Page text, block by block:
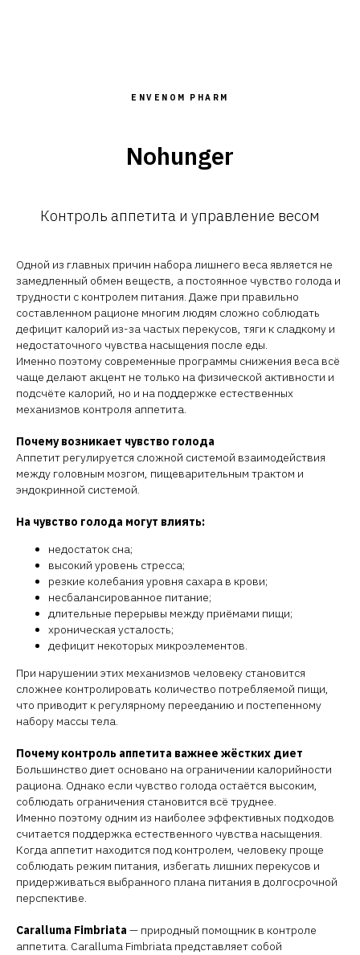
ENVENOM PHARM
Nohunger
Контроль аппетита и управление весом
Одной из главных причин набора лишнего веса является не
замедленный обмен веществ, а постоянное чувство голода и
трудности с контролем питания. Даже при правильно
составленном рационе многим людям сложно соблюдать
дефицит калорий из-за частых перекусов, тяги к сладкому и
недостаточного чувства насыщения после еды.
Именно поэтому современные программы снижения веса всё
чаще делают акцент не только на физической активности и
подсчёте калорий, но и на поддержке естественных
механизмов контроля аппетита.
Почему возникает чувство голода
Аппетит регулируется сложной системой взаимодействия
между головным мозгом, пищеварительным трактом и
эндокринной системой.
На чувство голода могут влиять:
недостаток сна;
высокий уровень стресса;
резкие колебания уровня сахара в крови;
несбалансированное питание;
длительные перерывы между приёмами пищи;
хроническая усталость;
дефицит некоторых микроэлементов.
При нарушении этих механизмов человеку становится
сложнее контролировать количество потребляемой пищи,
что приводит к регулярному перееданию и постепенному
набору массы тела.
Почему контроль аппетита важнее жёстких диет
Большинство диет основано на ограничении калорийности
рациона. Однако если чувство голода остаётся высоким,
соблюдать ограничения становится всё труднее.
Именно поэтому одним из наиболее эффективных подходов
считается поддержка естественного чувства насыщения.
Когда аппетит находится под контролем, человеку проще
соблюдать режим питания, избегать лишних перекусов и
придерживаться выбранного плана питания в долгосрочной
перспективе.
Caralluma Fimbriata — природный помощник в контроле
аппетита. Caralluma Fimbriata представляет собой